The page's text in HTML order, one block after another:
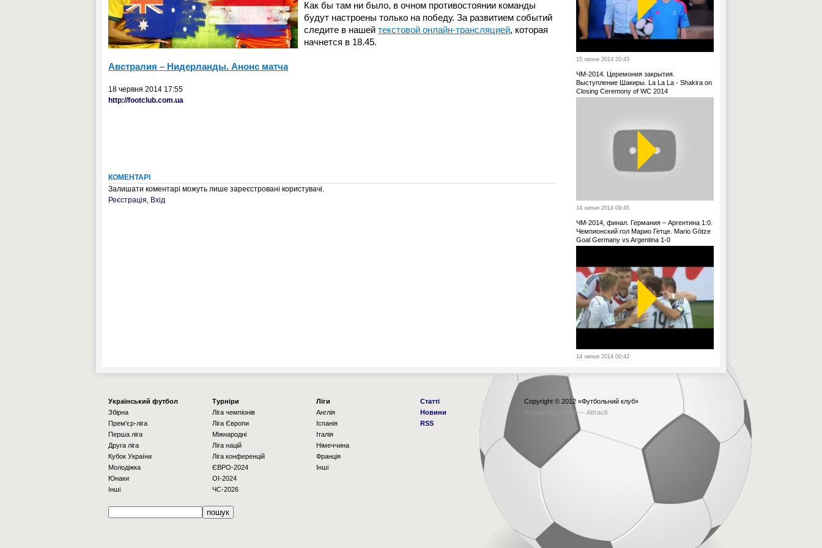
Как бы там ни было, в очном противостоянии команды
будут настроены только на победу. За развитием событий
следите в нашей текстовой онлайн-трансляцией, которая
начнется в 18.45.
Австралия – Нидерланды. Анонс матча
18 червня 2014 17:55
http://footclub.com.ua
КОМЕНТАРІ
Залишати коментарі можуть лише зареєстровані користувачі.
Реєстрація, Вхід
15 липня 2014 20:43
ЧМ-2014. Церемония закрытия.
Выступление Шакиры. La La La - Shakira on
Closing Ceremony of WC 2014
14 липня 2014 09:45
ЧМ-2014, финал. Германия – Аргентина 1:0.
Чемпионский гол Марио Гетце. Mario Götze
Goal Germany vs Argentina 1-0
14 липня 2014 00:42
Українcький футбол
Збірна
Прем'єр-ліга
Перша ліга
Друга ліга
Кубок України
Молодіжка
Юнаки
Інші
Турніри
Ліга чемпіонів
Ліга Європи
Міжнародні
Ліга націй
Ліга конференцій
ЄВРО-2024
OI-2024
ЧС-2026
Ліги
Англія
Іспанія
Італія
Німеччина
Франція
Інші
Статті
Новини
RSS
Copyright © 2012 «Футбольний клуб»
Рорзробка сайта — Attracti